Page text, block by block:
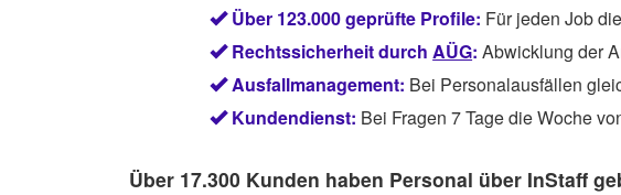
Über 123.000 geprüfte Profile: Für jeden Job
Rechtssicherheit durchAÜG: Abwicklung der
Ausfallmanagement: Bei Personalausfällen
Kundendienst: Bei Fragen 7 Tage die Woche
Über 17.300 Kunden haben Personal über InStaff